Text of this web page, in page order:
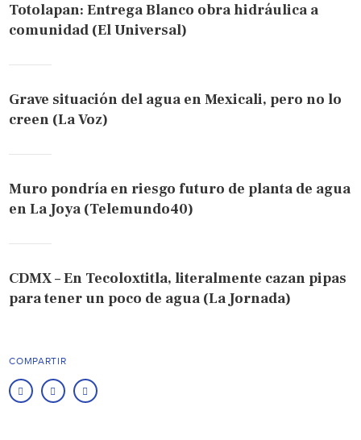
Totolapan: Entrega Blanco obra hidráulica a
comunidad (El Universal)
Grave situación del agua en Mexicali, pero no lo
creen (La Voz)
Muro pondría en riesgo futuro de planta de agua
en La Joya (Telemundo40)
CDMX – En Tecoloxtitla, literalmente cazan pipas
para tener un poco de agua (La Jornada)
COMPARTIR